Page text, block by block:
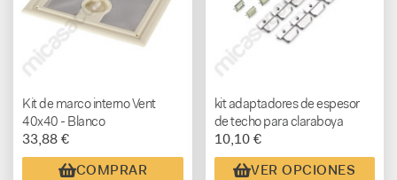
Kit de marco interno Vent
40x40 - Blanco
33,88 €
COMPRAR
kit adaptadores de espesor
de techo para claraboya
Micro Heki 28 x 28
10,10 €
VER OPCIONES